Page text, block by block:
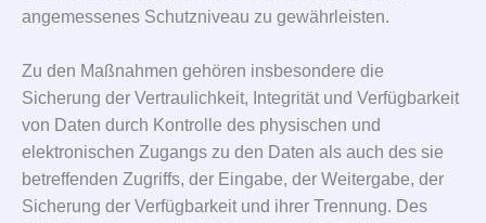
angemessenes Schutzniveau zu gewährleisten.
Zu den Maßnahmen gehören insbesondere die
Sicherung der Vertraulichkeit, Integrität und Verfügbarkeit
von Daten durch Kontrolle des physischen und
elektronischen Zugangs zu den Daten als auch des sie
betreffenden Zugriffs, der Eingabe, der Weitergabe, der
Sicherung der Verfügbarkeit und ihrer Trennung. Des